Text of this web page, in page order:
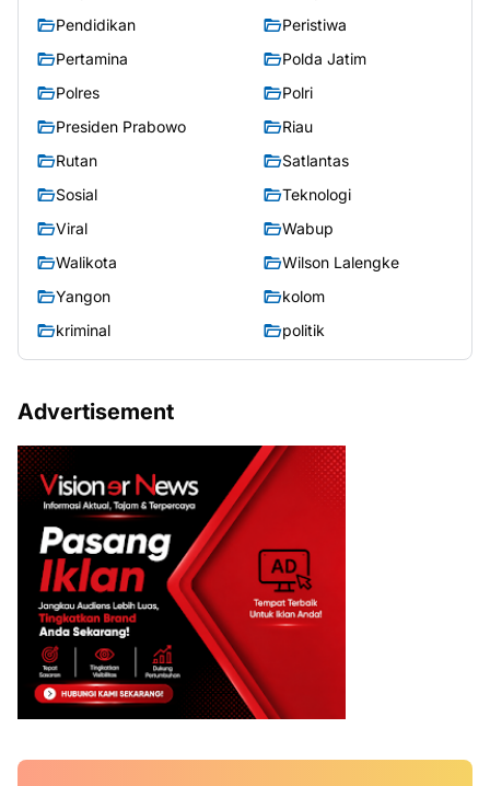
Pendidikan
Peristiwa
Pertamina
Polda Jatim
Polres
Polri
Presiden Prabowo
Riau
Rutan
Satlantas
Sosial
Teknologi
Viral
Wabup
Walikota
Wilson Lalengke
Yangon
kolom
kriminal
politik
Advertisement